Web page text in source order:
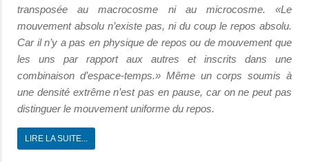
transposée au macrocosme ni au microcosme. «Le
mouvement absolu n’existe pas, ni du coup le repos absolu.
Car il n’y a pas en physique de repos ou de mouvement que
les uns par rapport aux autres et inscrits dans une
combinaison d’espace-temps.» Même un corps soumis à
une densité extrême n’est pas en pause, car on ne peut pas
distinguer le mouvement uniforme du repos.
LIRE LA SUITE...